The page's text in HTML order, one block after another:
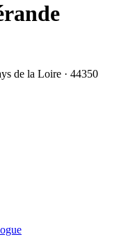
de la Loire · 44350